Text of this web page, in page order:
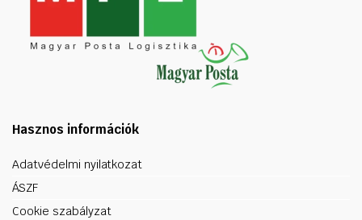
Hasznos információk
Adatvédelmi nyilatkozat
ÁSZF
Cookie szabályzat